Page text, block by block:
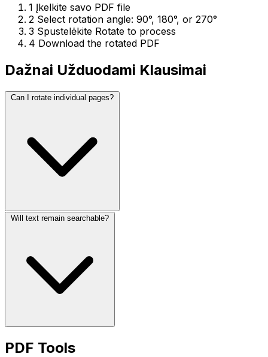
1 Įkelkite savo PDF file
2 Select rotation angle: 90°, 180°, or 270°
3 Spustelėkite Rotate to process
4 Download the rotated PDF
Dažnai Užduodami Klausimai
Can I rotate individual pages?
Will text remain searchable?
PDF Tools